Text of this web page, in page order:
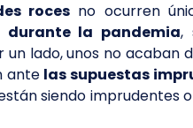
rocesno ocurren
durante la pandemia,
un lado, unos no
ante las supuestas
siendo imprudentes o